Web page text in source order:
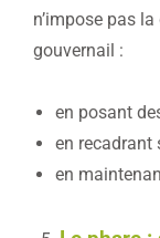
n’impose pas
gouvernail :
en posant
en recadrant
en